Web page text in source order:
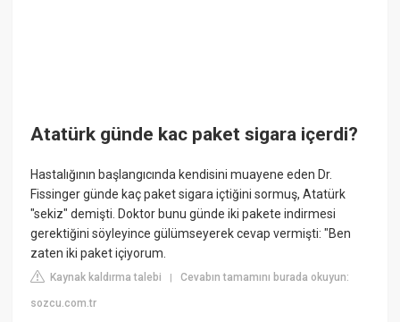
Atatürk günde kac paket sigara içerdi?
Hastalığının başlangıcında kendisini muayene eden Dr.
Fissinger günde kaç paket sigara içtiğini sormuş, Atatürk
"sekiz" demişti. Doktor bunu günde iki pakete indirmesi
gerektiğini söyleyince gülümseyerek cevap vermişti: "Ben
zaten iki paket içiyorum.
Kaynak kaldırma talebi |Cevabın tamamını burada okuyun:
sozcu.com.tr